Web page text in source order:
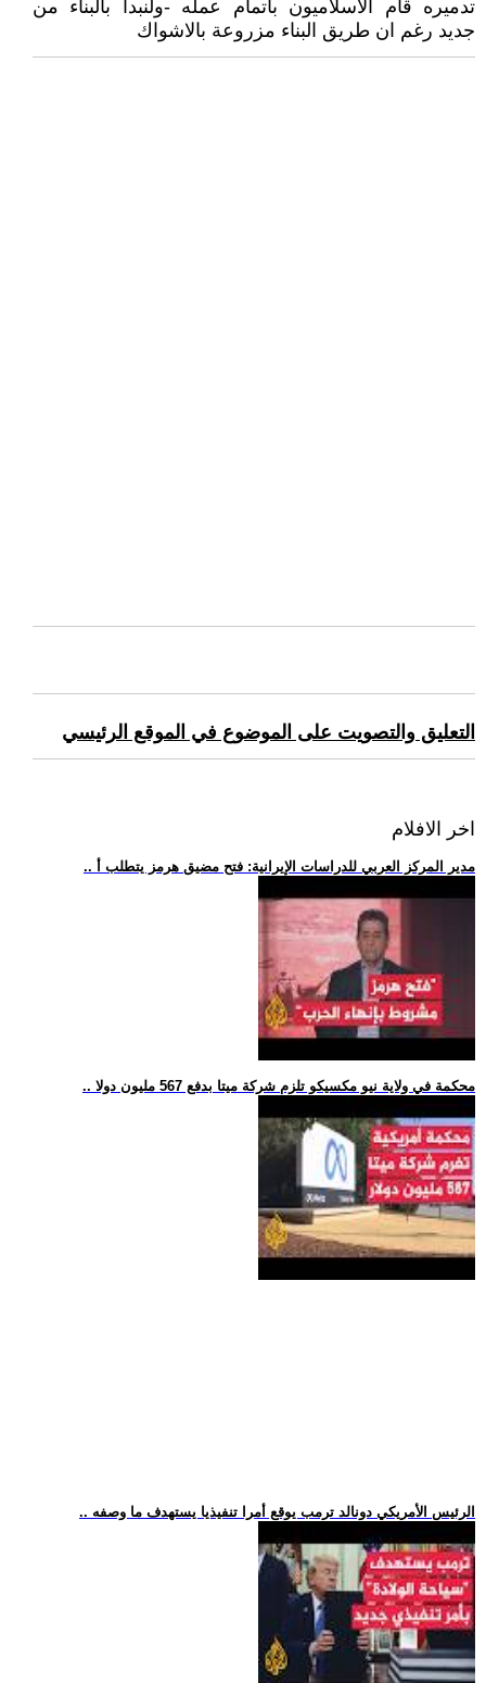
تدميره قام الاسلاميون باتمام عمله -ولنبدا بالبناء من
جديد رغم ان طريق البناء مزروعة بالاشواك
التعليق والتصويت على الموضوع في الموقع الرئيسي
اخر الافلام
.. مدير المركز العربي للدراسات الإيرانية: فتح مضيق هرمز يتطلب أ
.. محكمة في ولاية نيو مكسيكو تلزم شركة ميتا بدفع 567 مليون دولا
.. الرئيس الأمريكي دونالد ترمب يوقع أمرا تنفيذيا يستهدف ما وصفه